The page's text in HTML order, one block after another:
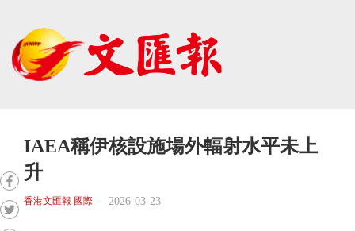
IAEA稱伊核設施場外輻射水平未上
升
香港文匯報 國際 2026-03-23